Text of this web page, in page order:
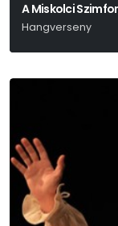
A Miskolci
Hangverseny